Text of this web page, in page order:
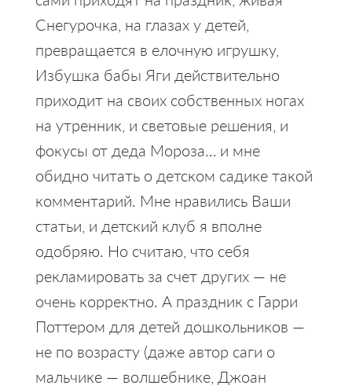
Снегурочка, на глазах у детей,
превращается в елочную игрушку,
Избушка бабы Яги действительно
приходит на своих собственных ногах
на утренник, и световые решения, и
фокусы от деда Мороза… и мне
обидно читать о детском садике такой
комментарий. Мне нравились Ваши
статьи, и детский клуб я вполне
одобряю. Но считаю, что себя
рекламировать за счет других — не
очень корректно. А праздник с Гарри
Поттером для детей дошкольников —
не по возрасту (даже автор саги о
мальчике — волшебнике, Джоан